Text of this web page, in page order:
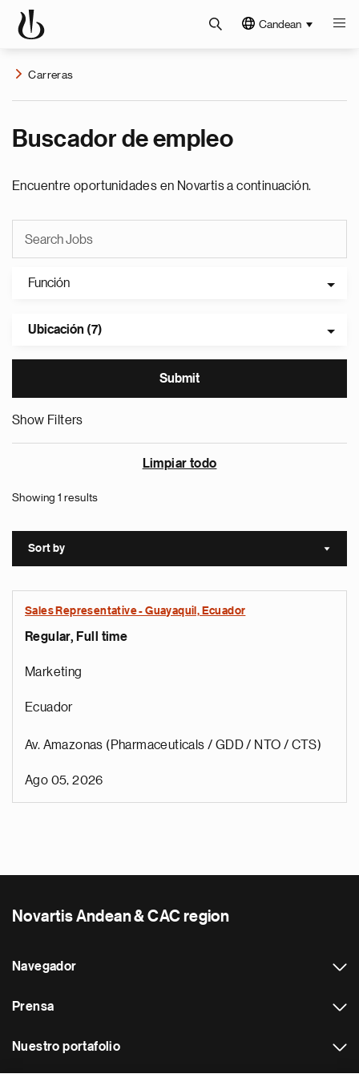
Candean
Carreras
Buscador de empleo
Encuentre oportunidades en Novartis a continuación.
Función
Ubicación (7)
Show Filters
Limpiar todo
Showing 1 results
Sort by Sort
Sales Representative - Guayaquil, Ecuador
Regular, Full time
Marketing
Ecuador
Av. Amazonas (Pharmaceuticals / GDD / NTO / CTS)
Ago 05, 2026
Novartis Andean & CAC region
Navegador
Prensa
Nuestro portafolio